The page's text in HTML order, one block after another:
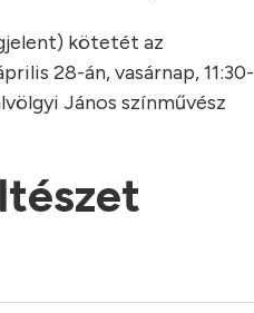
kötetét az
28-án, vasárnap, 11:30-
János színművész